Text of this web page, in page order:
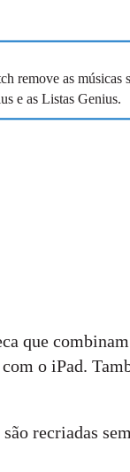
remove as músicas
e as Listas Genius.
que
o iPad.
recriadas